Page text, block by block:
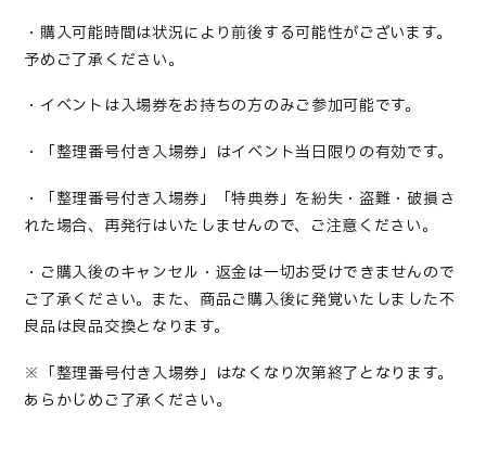
・購入可能時間は状況により前後する可能性がございます。
予めご了承ください。
・イベントは入場券をお持ちの方のみご参加可能です。
・「整理番号付き入場券」はイベント当日限りの有効です。
・「整理番号付き入場券」「特典券」を紛失・盗難・破損さ
れた場合、再発行はいたしませんので、ご注意ください。
・ご購入後のキャンセル・返金は一切お受けできませんので
ご了承ください。また、商品ご購入後に発覚いたしました不
良品は良品交換となります。
※「整理番号付き入場券」はなくなり次第終了となります。
あらかじめご了承ください。